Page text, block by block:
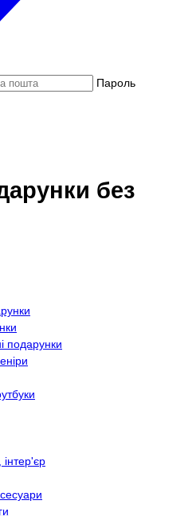
Пароль
без
подарунки
інтер'єр